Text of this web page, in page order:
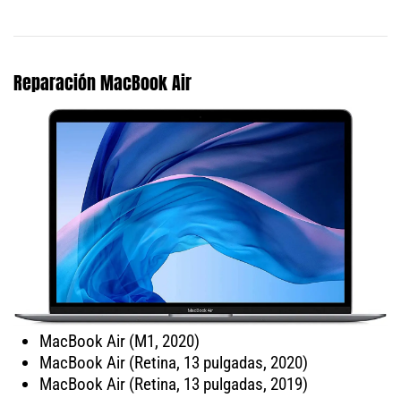
Reparación MacBook Air
MacBook Air (M1, 2020)
MacBook Air (Retina, 13 pulgadas, 2020)
MacBook Air (Retina, 13 pulgadas, 2019)